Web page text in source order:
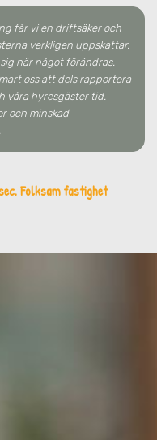
får vi en driftsäker och
verkligen uppskattar.
när något förändras.
oss att dels rapportera
våra hyresgäster tid.
och minskad
Folksam fastighet